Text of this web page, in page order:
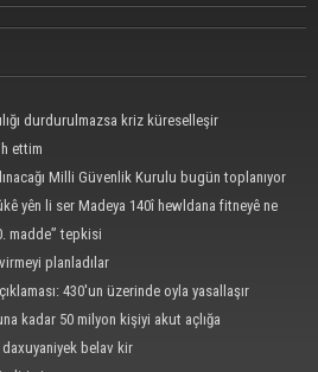
durdurulmazsa kriz küreselleşir
ettim
Milli Güvenlik Kurulu bugün toplanıyor
yên li ser Madeya 140î hewldana fitneyê ne
madde” tepkisi
planladılar
430'un üzerinde oyla yasallaşır
kadar 50 milyon kişiyi akut açlığa
belav kir